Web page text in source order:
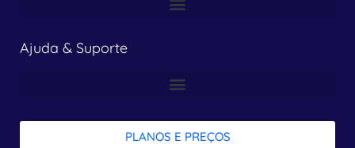
Ajuda & Suporte
PLANOS E PREÇOS